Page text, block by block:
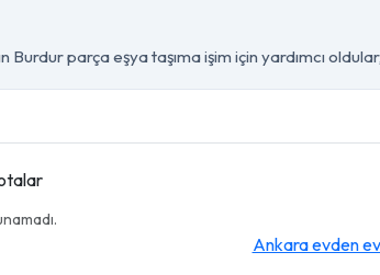
Burdur parça eşya taşıma işim için yardımcı
Ankara evden